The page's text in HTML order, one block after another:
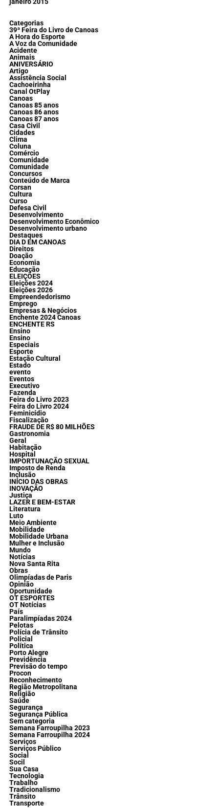
Categorias
39ª Feira do Livro de Canoas
A Hora do Esporte
A Voz da Comunidade
Acidente
Animais
ANIVERSÁRIO
Artigo
Assistência Social
Cachoeirinha
Canal OtPlay
Canoas
Canoas 85 anos
Canoas 86 anos
Canoas 87 anos
Casa Civil
Cidades
Clima
Coluna
Comércio
Comunidade
Comunidade
Concursos
Conteúdo de Marca
Corsan
Cultura
Curso
Defesa Civil
Desenvolvimento
Desenvolvimento Econômico
Desenvolvimento urbano
Destaques
DIA D EM CANOAS
Direitos
Doação
Economia
Educação
ELEIÇÕES
Eleições 2024
Eleições 2026
Empreendedorismo
Emprego
Empresas & Negócios
Enchente 2024 Canoas
ENCHENTE RS
Ensino
Ensino
Especiais
Esporte
Estação Cultural
Estado
evento
Eventos
Executivo
Fazenda
Feira do Livro 2023
Feira do Livro 2024
Feminicídio
Fiscalização
FRAUDE DE R$ 80 MILHÕES
Gastronomia
Geral
Habitação
Hospital
IMPORTUNAÇÃO SEXUAL
Imposto de Renda
Inclusão
INÍCIO DAS OBRAS
INOVAÇÃO
Justiça
LAZER E BEM-ESTAR
Literatura
Luto
Meio Ambiente
Mobilidade
Mobilidade Urbana
Mulher e Inclusão
Mundo
Notícias
Nova Santa Rita
Obras
Olimpíadas de Paris
Opinião
Oportunidade
OT ESPORTES
OT Notícias
País
Paralimpíadas 2024
Pelotas
Polícia de Trânsito
Policial
Política
Porto Alegre
Previdência
Previsão do tempo
Procon
Reconhecimento
Região Metropolitana
Religião
Saúde
Segurança
Segurança Pública
Sem categoria
Semana Farroupilha 2023
Semana Farroupilha 2024
Serviços
Serviços Público
Social
Socil
Sua Casa
Tecnologia
Trabalho
Tradicionalismo
Trânsito
Transporte